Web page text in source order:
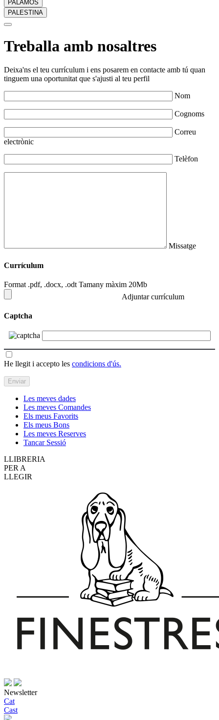
PALAMÓS
PALESTINA
Treballa amb nosaltres
Deixa'ns el teu currículum i ens posarem en contacte amb tú quan
tinguem una oportunitat que s'ajusti al teu perfil
Nom
Cognoms
Correu
electrònic
Telèfon
Missatge
Currículum
Format .pdf, .docx, .odt Tamany màxim 20Mb
Adjuntar currículum
Captcha
He llegit i accepto les condicions d'ús.
Les meves dades
Les meves Comandes
Els meus Favorits
Els meus Bons
Les meves Reserves
Tancar Sessió
LLIBRERIA
PER A
LLEGIR
Newsletter
Cat
Cast